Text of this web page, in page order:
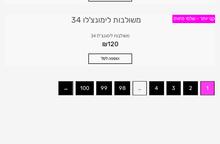
קני יותר - שלמי פחות!
משולבות לימונצ'לו 34
₪120
הוספה לסל
1
2
3
4
…
98
99
100
←